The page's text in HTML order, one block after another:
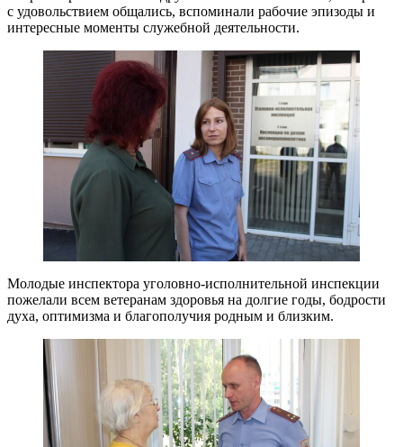
с удовольствием общались, вспоминали рабочие эпизоды и
интересные моменты служебной деятельности.
Молодые инспектора уголовно-исполнительной инспекции
пожелали всем ветеранам здоровья на долгие годы, бодрости
духа, оптимизма и благополучия родным и близким.